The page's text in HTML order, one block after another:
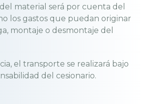
material será por cuenta del
los gastos que puedan originar
montaje o desmontaje del
el transporte se realizará bajo
del cesionario.